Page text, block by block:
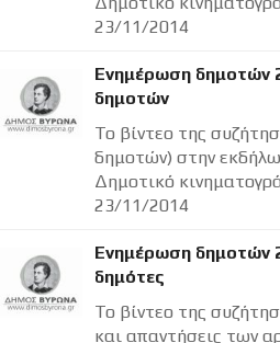
23/11/2014
Ενημέρωση δημοτών
δημοτών
Το βίντεο της
δημοτών) στην
Δημοτικό
23/11/2014
Ενημέρωση δημοτών
δημότες
Το βίντεο της
και απαντήσεις των